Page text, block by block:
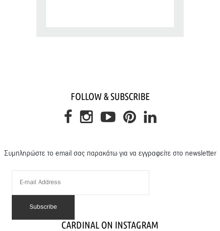
FOLLOW & SUBSCRIBE
Συμπληρώστε το email σας παρακάτω για να εγγραφείτε στο newsletter
CARDINAL ON INSTAGRAM